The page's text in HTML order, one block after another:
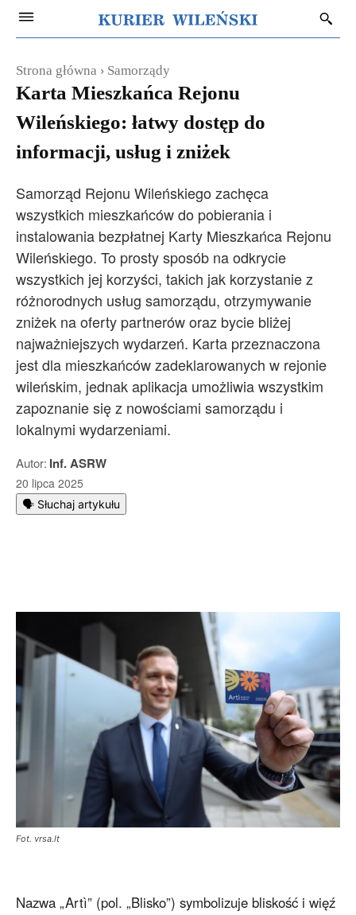
Strona główna Samorządy
Karta Mieszkańca Rejonu
Wileńskiego: łatwy dostęp do
informacji, usług i zniżek
Samorząd Rejonu Wileńskiego zachęca
wszystkich mieszkańców do pobierania i
instalowania bezpłatnej Karty Mieszkańca Rejonu
Wileńskiego. To prosty sposób na odkrycie
wszystkich jej korzyści, takich jak korzystanie z
różnorodnych usług samorządu, otrzymywanie
zniżek na oferty partnerów oraz bycie bliżej
najważniejszych wydarzeń. Karta przeznaczona
jest dla mieszkańców zadeklarowanych w rejonie
wileńskim, jednak aplikacja umożliwia wszystkim
zapoznanie się z nowościami samorządu i
lokalnymi wydarzeniami.
Autor: Inf. ASRW
20 lipca 2025
🗣️ Słuchaj artykułu
Fot. vrsa.lt
Nazwa „Artì” (pol. „Blisko”) symbolizuje bliskość i więź